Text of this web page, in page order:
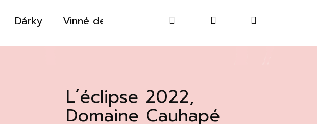
Dárky Vinné destiláty Sklo Doplňky Kontakt
Přihlášení
L´éclipse 2022,
Domaine Cauhapé